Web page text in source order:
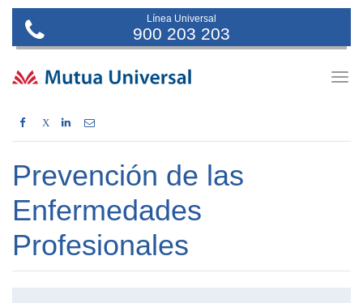
Línea Universal
900 203 203
X
Prevención de las
Enfermedades
Profesionales